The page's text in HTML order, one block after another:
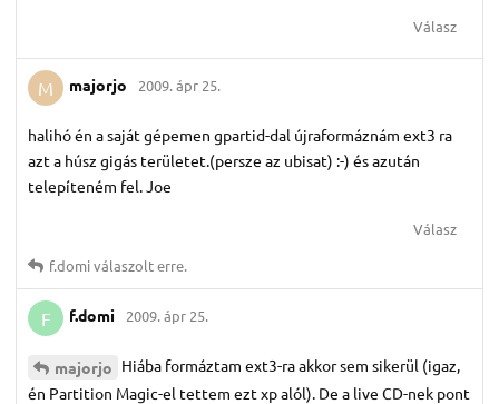
Válasz
M majorjo 2009. ápr 25.
halihó én a saját gépemen gpartid-dal újraformáznám ext3 ra
azt a húsz gigás területet.(persze az ubisat) :-) és azután
telepíteném fel. Joe
Válasz
f.​domiválaszolt erre.
F f.​domi 2009. ápr 25.
majorjo Hiába formáztam ext3-ra akkor sem sikerül (igaz,
én Partition Magic-el tettem ezt xp alól). De a live CD-nek pont